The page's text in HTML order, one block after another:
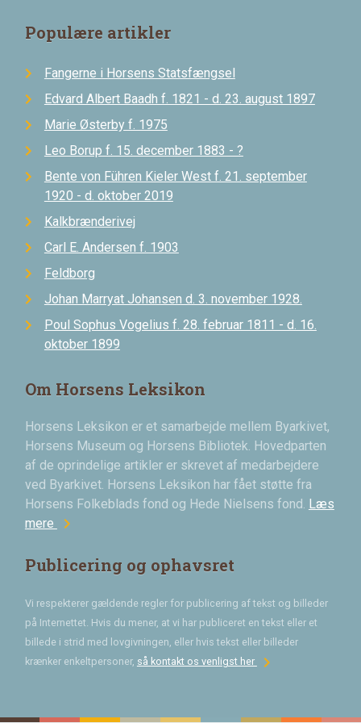
Populære artikler
Fangerne i Horsens Statsfængsel
Edvard Albert Baadh f. 1821 - d. 23. august 1897
Marie Østerby f. 1975
Leo Borup f. 15. december 1883 - ?
Bente von Führen Kieler West f. 21. september
1920 - d. oktober 2019
Kalkbrænderivej
Carl E. Andersen f. 1903
Feldborg
Johan Marryat Johansen d. 3. november 1928.
Poul Sophus Vogelius f. 28. februar 1811 - d. 16.
oktober 1899
Om Horsens Leksikon
Horsens Leksikon er et samarbejde mellem Byarkivet,
Horsens Museum og Horsens Bibliotek. Hovedparten
af de oprindelige artikler er skrevet af medarbejdere
ved Byarkivet. Horsens Leksikon har fået støtte fra
Horsens Folkeblads fond og Hede Nielsens fond. Læs
mere chevron_right
Publicering og ophavsret
Vi respekterer gældende regler for publicering af tekst og billeder
på Internettet. Hvis du mener, at vi har publiceret en tekst eller et
billede i strid med lovgivningen, eller hvis tekst eller billeder
krænker enkeltpersoner, så kontakt os venligst herchevron_right